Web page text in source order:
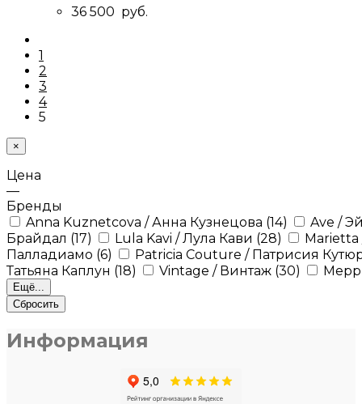
36 500 руб.
1
2
3
4
5
×
Цена
—
Бренды
Anna Kuznetcova / Анна Кузнецова (14)
Ave /
Брайдал (17) Lula Kavi / Лула Кави (28)
Палладиамо (6)
Patricia Couture / Патрисия
Татьяна Каплун (18) Vintage / Винтаж (30)
Ещё...
Сбросить
Информация